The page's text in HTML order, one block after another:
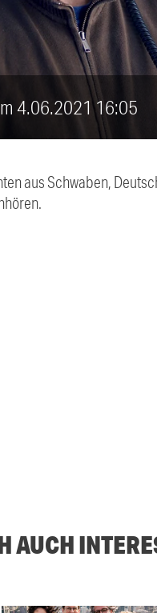
4.06.2021 16:05
aus Schwaben,
AUCH